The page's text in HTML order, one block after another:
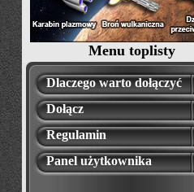
Menu toplisty
Dlaczego warto dołączyć
Dołącz
Regulamin
Panel użytkownika